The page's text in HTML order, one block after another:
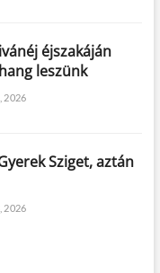
éjszakáján
leszünk
2026
Sziget, aztán
2026